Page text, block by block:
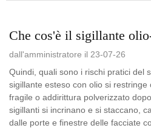
Che cos'è il sigillante
dall'amministratore il 23-07-26
Quindi, quali sono i rischi pratici del
sigillante esteso con olio si restringe
fragile o addirittura polverizzato
sigillanti si incrinano e si staccano,
dalle porte e finestre delle facciate